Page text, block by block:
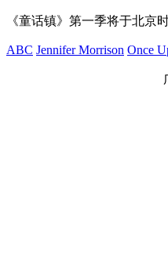
《童话镇》第一季将于北京
ABC Jennifer Morrison Once